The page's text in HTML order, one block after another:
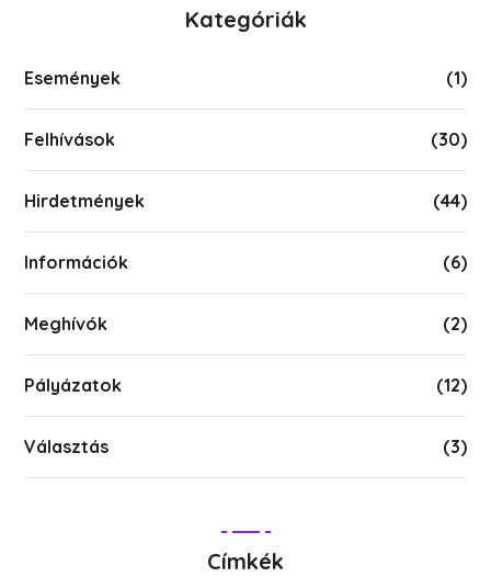
Kategóriák
Események (1)
Felhívások (30)
Hirdetmények (44)
Információk (6)
Meghívók (2)
Pályázatok (12)
Választás (3)
Címkék